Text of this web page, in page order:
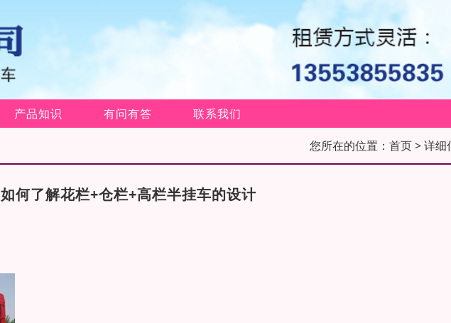
产品知识 有问有答 联系我们
您所在的位置： 首页> 详细
如何了解花栏+仓栏+高栏半挂车的设计